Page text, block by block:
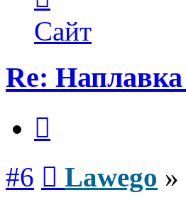
пользователя
Lawego
Сайт
Re:
#6 Lawego »